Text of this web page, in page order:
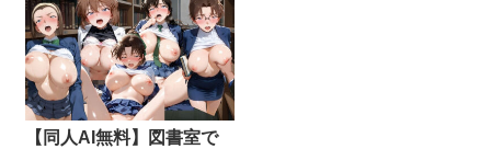
【同人AI無料】図書室で